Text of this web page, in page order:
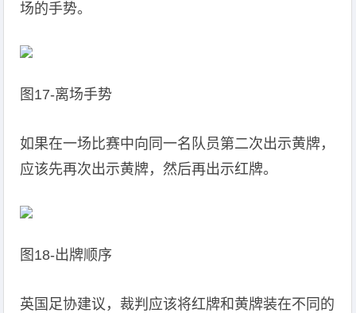
场的手势。
图17-离场手势
如果在一场比赛中向同一名队员第二次出示黄牌，
应该先再次出示黄牌，然后再出示红牌。
图18-出牌顺序
英国足协建议，裁判应该将红牌和黄牌装在不同的